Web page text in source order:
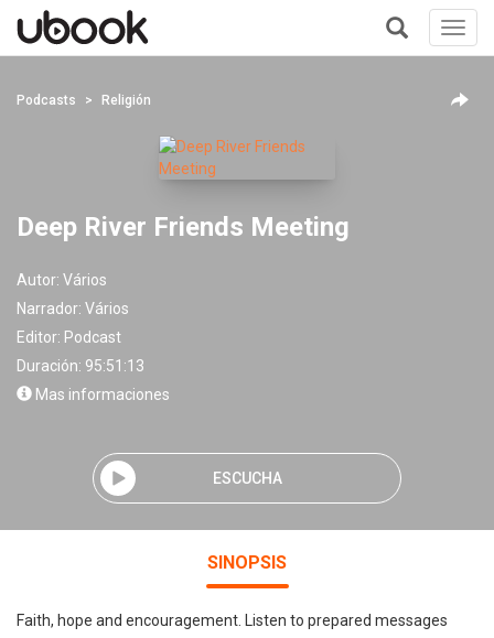
+
Podcasts Religión
Deep River Friends Meeting
Autor: Vários
Narrador: Vários
Editor: Podcast
Duración: 95:51:13
Mas informaciones
ESCUCHA
SINOPSIS
Faith, hope and encouragement. Listen to prepared messages